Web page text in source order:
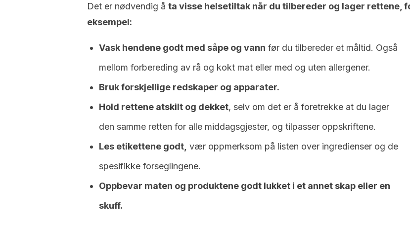
Det er nødvendig å ta visse helsetiltak når du tilbereder og lager rettene,
eksempel:
Vask hendene godt med såpe og vann før du tilbereder et måltid. Også
mellom forbereding av rå og kokt mat eller med og uten allergener.
Bruk forskjellige redskaper og apparater.
Hold rettene atskilt og dekket, selv om det er å foretrekke at du lager
den samme retten for alle middagsgjester, og tilpasser oppskriftene.
Les etikettene godt, vær oppmerksom på listen over ingredienser og de
spesifikke forseglingene.
Oppbevar maten og produktene godt lukket i et annet skap eller en
skuff.